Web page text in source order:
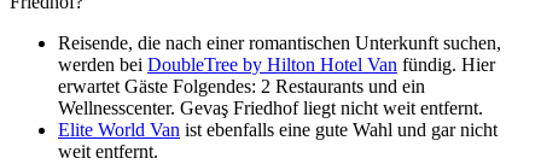
Reisende, die nach einer romantischen Unterkunft suchen,
werden bei DoubleTree by Hilton Hotel Van fündig. Hier
erwartet Gäste Folgendes: 2 Restaurants und ein
Wellnesscenter. Gevaş Friedhof liegt nicht weit entfernt.
Elite World Van ist ebenfalls eine gute Wahl und gar nicht
weit entfernt.